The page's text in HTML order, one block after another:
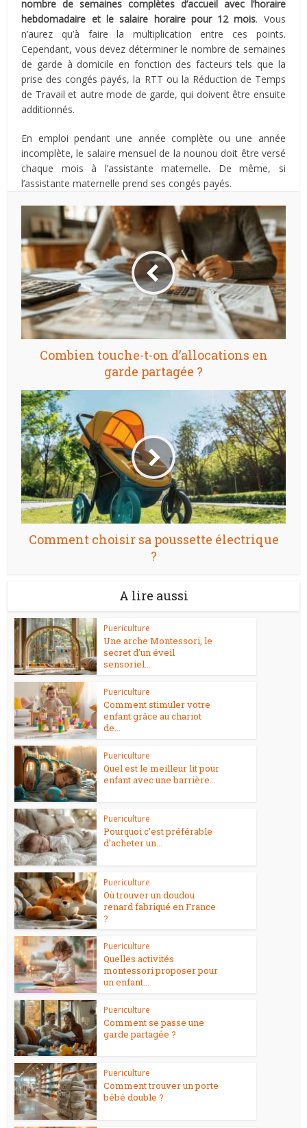
nombre de semaines complètes d’accueil avec l’horaire
hebdomadaire et le salaire horaire pour 12 mois. Vous
n’aurez qu’à faire la multiplication entre ces points.
Cependant, vous devez déterminer le nombre de semaines
de garde à domicile en fonction des facteurs tels que la
prise des congés payés, la RTT ou la Réduction de Temps
de Travail et autre mode de garde, qui doivent être ensuite
additionnés.
En emploi pendant une année complète ou une année
incomplète, le salaire mensuel de la nounou doit être versé
chaque mois à l’assistante maternelle. De même, si
l’assistante maternelle prend ses congés payés.
Combien touche-t-on d’allocations en
garde partagée ?
Comment choisir sa poussette électrique
?
A lire aussi
Puericulture
Une arche Montessori, le
secret d’un éveil
sensoriel...
Puericulture
Comment stimuler votre
enfant grâce au chariot
de...
Puericulture
Quel est le meilleur lit pour
enfant avec une barrière...
Puericulture
Pourquoi c’est préférable
d’acheter un...
Puericulture
Où trouver un doudou
renard fabriqué en France
?
Puericulture
Quelles activités
montessori proposer pour
un enfant...
Puericulture
Comment se passe une
garde partagée ?
Puericulture
Comment trouver un porte
bébé double ?